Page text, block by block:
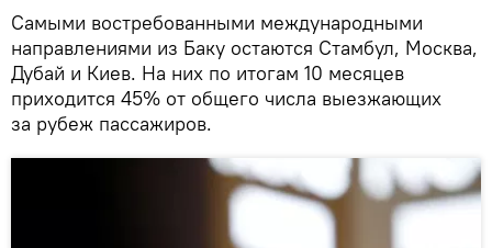
Самыми востребованными международными
направлениями из Баку остаются Стамбул, Москва,
Дубай и Киев. На них по итогам 10 месяцев
приходится 45% от общего числа выезжающих
за рубеж пассажиров.